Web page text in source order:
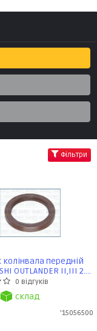
Фільтри
передній
OUTLANDER II,III 2.0,
Ajusa
0 відгуків
склад
'15056500